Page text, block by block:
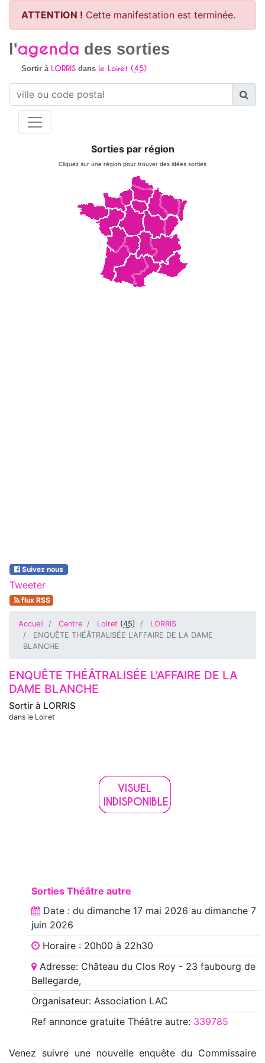
ATTENTION ! Cette manifestation est terminée.
l'agenda des sorties
Sortir à LORRISdans le Loiret (45)
Sorties par région
Cliquez sur une région pour trouver des idées sorties
Suivez nous
Tweeter
flux RSS
Accueil Centre Loiret (45)
LORRIS
ENQUÊTE THÉÂTRALISÉE L'AFFAIRE DE LA DAME
BLANCHE
Sortir à LORRIS
dans le Loiret
ENQUÊTE THÉÂTRALISÉE L'AFFAIRE DE LA
DAME BLANCHE
Sorties Théâtre autre
Date : du dimanche 17 mai 2026 au dimanche 7
juin 2026
Horaire : 20h00 à 22h30
Adresse: Château du Clos Roy - 23 faubourg de
Bellegarde,
Organisateur: Association LAC
Ref annoncegratuite Théâtre autre: 339785
Venez suivre une nouvelle enquête du Commissaire